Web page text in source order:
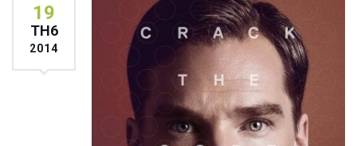
19
TH6
2014